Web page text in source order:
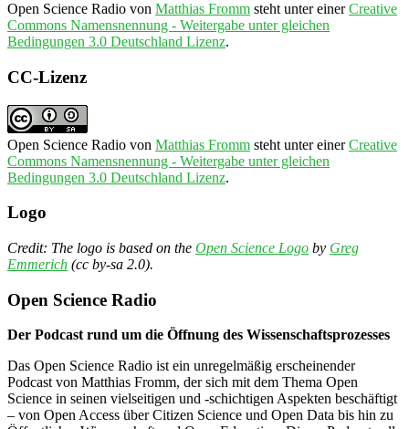
Open Science Radio von Matthias Fromm steht unter einerCreative
Commons Namensnennung - Weitergabe unter gleichen
Bedingungen 3.0 Deutschland Lizenz.
CC-Lizenz
Open Science Radio von Matthias Fromm steht unter einerCreative
Commons Namensnennung - Weitergabe unter gleichen
Bedingungen 3.0 Deutschland Lizenz.
Logo
Credit: The logo is based on the Open Science Logo by Greg
Emmerich (cc by-sa 2.0).
Open Science Radio
Der Podcast rund um die Öffnung des Wissenschaftsprozesses
Das Open Science Radio ist ein unregelmäßig erscheinender
Podcast von Matthias Fromm, der sich mit dem Thema Open
Science in seinen vielseitigen und -schichtigen Aspekten beschäftigt
– von Open Access über Citizen Science und Open Data bis hin zu